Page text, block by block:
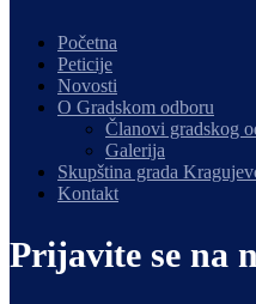
Početna
Peticije
Novosti
O Gradskom odboru
Članovi gradskog
Galerija
Skupština grada
Kontakt
Prijavite se na